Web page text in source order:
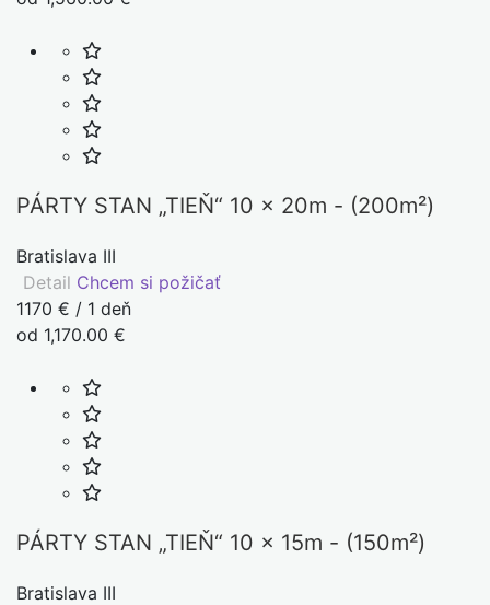
PÁRTY STAN „TIEŇ“ 10 x 20m - (200m²)
Bratislava III
Detail Chcem si požičať
1170 € / 1 deň
od 1,170.00 €
PÁRTY STAN „TIEŇ“ 10 x 15m - (150m²)
Bratislava III